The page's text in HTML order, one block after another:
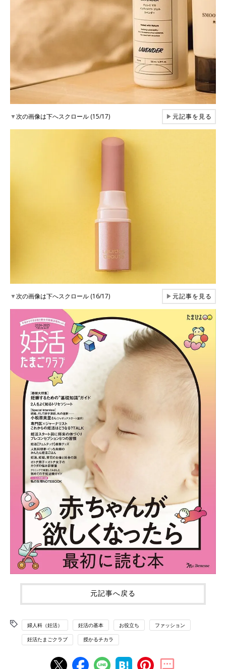
▼次の画像は下へスクロール (15/17) ▶元記事を見る
▼次の画像は下へスクロール (16/17) ▶元記事を見る
元記事へ戻る
婦人科（妊活） 妊活の基本 お役立ち ファッション
妊活たまごクラブ 授かるチカラ